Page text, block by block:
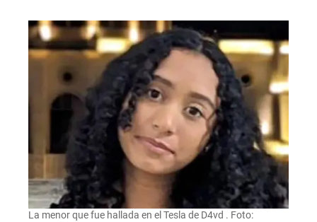
La menor que fue hallada en el Tesla de D4vd . Foto: